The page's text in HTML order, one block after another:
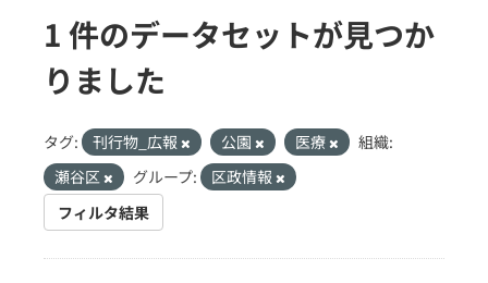
1 件のデータセットが見つか
りました
タグ: 刊行物_広報 公園 医療
組織:
瀬谷区
グループ:
区政情報
フィルタ結果